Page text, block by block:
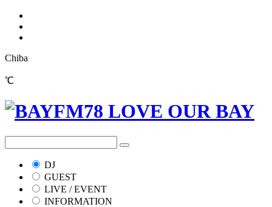
Chiba
℃
DJ
GUEST
LIVE / EVENT
INFORMATION